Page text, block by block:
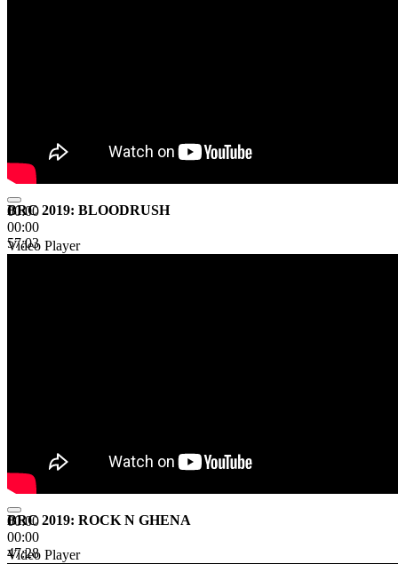
00:00
00:00
57:03
BRC 2019: BLOODRUSH
Video Player
00:00
00:00
47:28
BRC 2019: ROCK N GHENA
Video Player